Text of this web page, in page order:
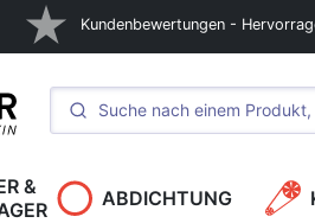
Kundenbewertungen -
&
ABDICHTUNG